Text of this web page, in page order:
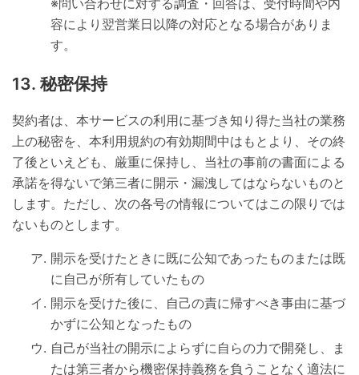
容により翌営業日以降の対応となる場合がありま
す。
秘密保持
契約者は、本サービスの利用に基づき知り得た当社の業務
上の秘密を、本利用規約の有効期間中はもとより、その終
了後といえども、厳重に保持し、当社の事前の書面による
承諾を得ないで第三者に開示・漏洩してはならないものと
します。ただし、次の各号の情報についてはこの限りでは
ないものとします。
開示を受けたときに既に公知であったものまたは既
に自己が所有していたもの
開示を受けた後に、自己の責に帰すべき事由に基づ
かずに公知となったもの
自己が当社の開示によらずに自らの力で開発し、ま
たは第三者から機密保持義務を負うことなく適法に